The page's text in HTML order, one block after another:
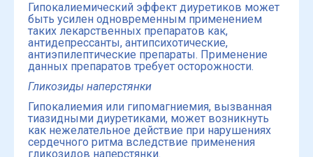
Гипокалиемический эффект диуретиков может
быть усилен одновременным применением
таких лекарственных препаратов как,
антидепрессанты, антипсихотические,
антиэпилептические препараты. Применение
данных препаратов требует осторожности.
Гликозиды наперстянки
Гипокалиемия или гипомагниемия, вызванная
тиазидными диуретиками, может возникнуть
как нежелательное действие при нарушениях
сердечного ритма вследствие применения
гликозидов наперстянки.